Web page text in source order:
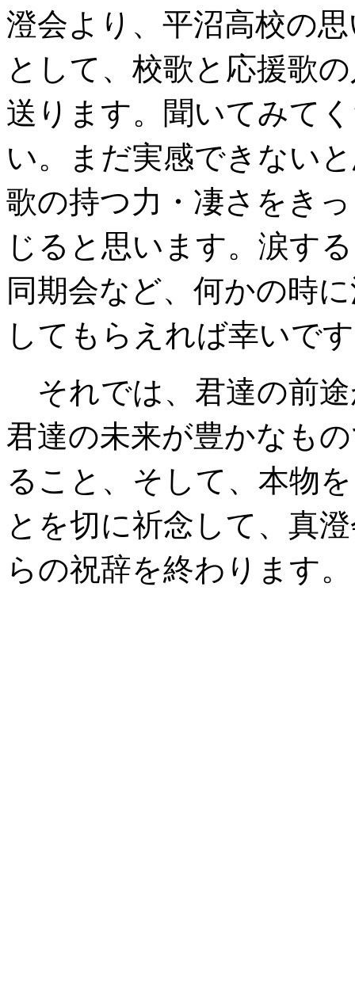
澄会より、平沼高校の
として、校歌と応援歌
送ります。聞いてみて
い。まだ実感できない
歌の持つ力・凄さをき
じると思います。涙す
同期会など、何かの時
してもらえれば幸いで
それでは、君達の前
君達の未来が豊かなも
ること、そして、本物
とを切に祈念して、真
らの祝辞を終わります。